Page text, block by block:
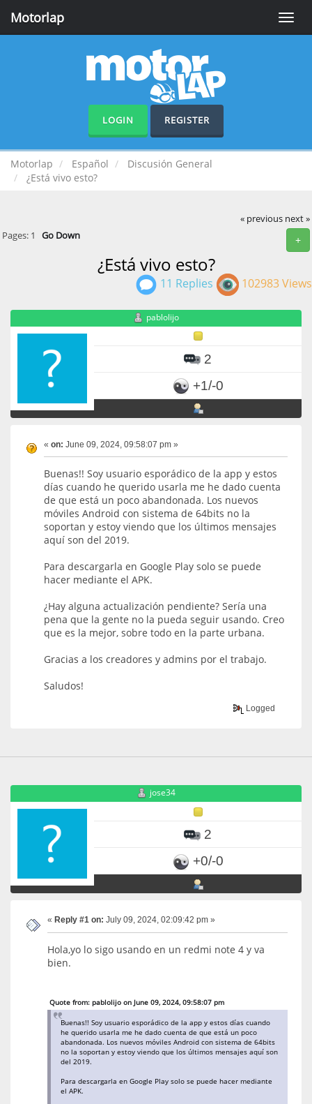
Toggle
Motorlap
LOGIN REGISTER
Motorlap Español
Discusión General
¿Está vivo esto?
« previous next »
+
Pages: 1 Go Down
¿Está vivo esto?
11 Replies 102983 Views
pablolijo
2
+1/-0
« on: June 09, 2024, 09:58:07 pm »
Buenas!! Soy usuario esporádico de la app y estos
días cuando he querido usarla me he dado cuenta
de que está un poco abandonada. Los nuevos
móviles Android con sistema de 64bits no la
soportan y estoy viendo que los últimos mensajes
aquí son del 2019.
Para descargarla en Google Play solo se puede
hacer mediante el APK.
¿Hay alguna actualización pendiente? Sería una
pena que la gente no la pueda seguir usando. Creo
que es la mejor, sobre todo en la parte urbana.
Gracias a los creadores y admins por el trabajo.
Saludos!
Logged
jose34
2
+0/-0
« Reply #1 on: July 09, 2024, 02:09:42 pm »
Hola,yo lo sigo usando en un redmi note 4 y va
bien.
Quote from: pablolijo on June 09, 2024, 09:58:07 pm
Buenas!! Soy usuario esporádico de la app y estos días cuando
he querido usarla me he dado cuenta de que está un poco
abandonada. Los nuevos móviles Android con sistema de 64bits
no la soportan y estoy viendo que los últimos mensajes aquí son
del 2019.
Para descargarla en Google Play solo se puede hacer mediante
el APK.